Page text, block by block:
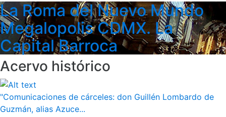
La Roma del Nuevo Mundo
Megalopolis CDMX. La
Capital Barroca
Acervo histórico
"Comunicaciones de cárceles: don Guillén Lombardo de
Guzmán, alias Azuce...